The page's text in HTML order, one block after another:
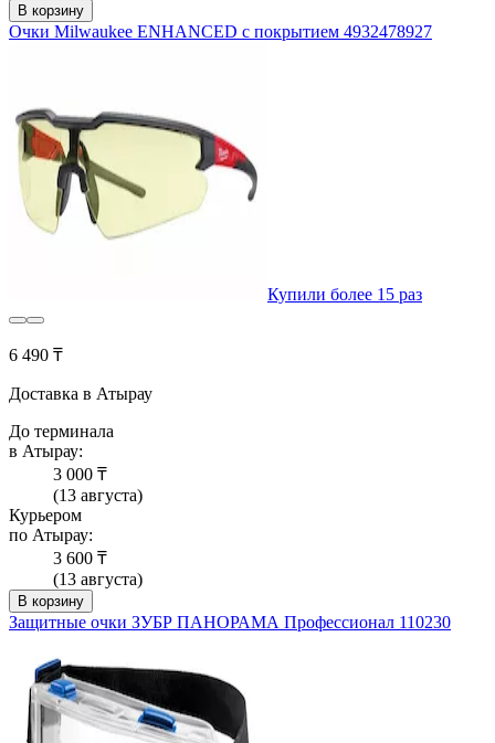
В корзину
Очки Milwaukee ENHANCED с покрытием 4932478927
Купили более 15 раз
6 490 ₸
Доставка в Атырау
До терминала
в Атырау:
3 000 ₸
(13 августа)
Курьером
по Атырау:
3 600 ₸
(13 августа)
В корзину
Защитные очки ЗУБР ПАНОРАМА Профессионал 110230